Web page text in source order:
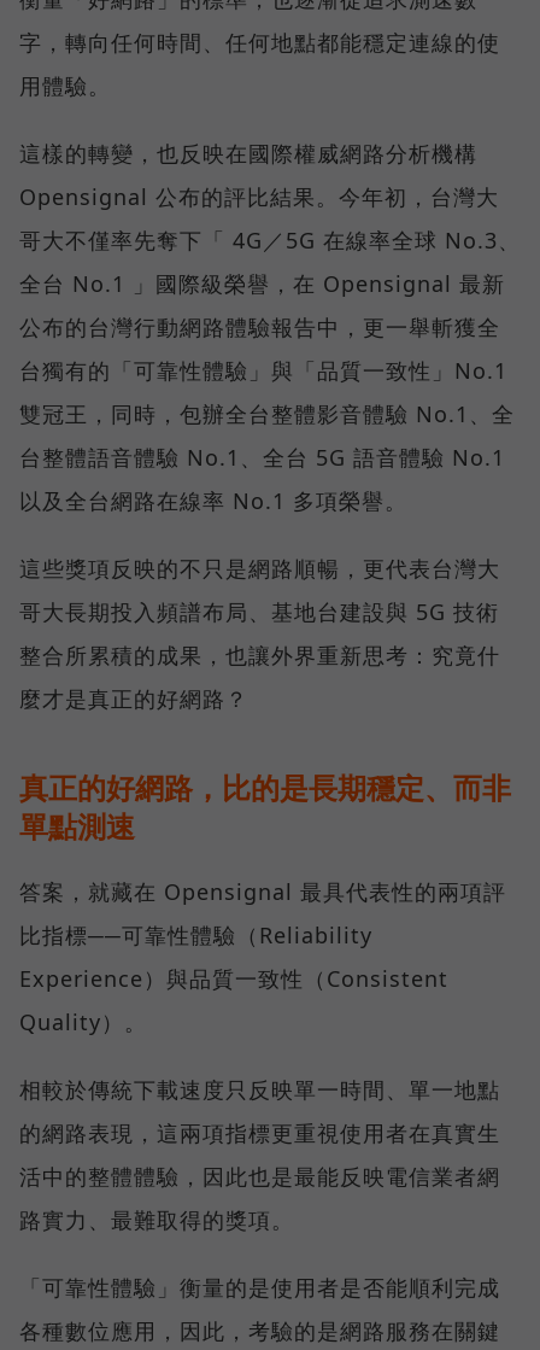
字，轉向任何時間、任何地點都能穩定連線的使
用體驗。
這樣的轉變，也反映在國際權威網路分析機構
Opensignal 公布的評比結果。今年初，台灣大
哥大不僅率先奪下「 4G／5G 在線率全球 No.3、
全台 No.1 」國際級榮譽，在 Opensignal 最新
公布的台灣行動網路體驗報告中，更一舉斬獲全
台獨有的「可靠性體驗」與「品質一致性」No.1
雙冠王，同時，包辦全台整體影音體驗 No.1、全
台整體語音體驗 No.1、全台 5G 語音體驗 No.1
以及全台網路在線率 No.1 多項榮譽。
這些獎項反映的不只是網路順暢，更代表台灣大
哥大長期投入頻譜布局、基地台建設與 5G 技術
整合所累積的成果，也讓外界重新思考：究竟什
麼才是真正的好網路？
真正的好網路，比的是長期穩定、而非
單點測速
答案，就藏在 Opensignal 最具代表性的兩項評
比指標──可靠性體驗（Reliability
Experience）與品質一致性（Consistent
Quality）。
相較於傳統下載速度只反映單一時間、單一地點
的網路表現，這兩項指標更重視使用者在真實生
活中的整體體驗，因此也是最能反映電信業者網
路實力、最難取得的獎項。
「可靠性體驗」衡量的是使用者是否能順利完成
各種數位應用，因此，考驗的是網路服務在關鍵